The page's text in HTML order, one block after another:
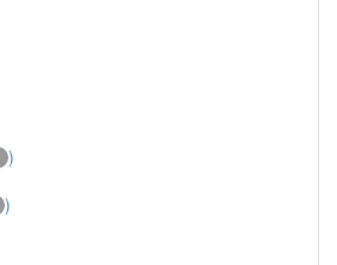
)
)